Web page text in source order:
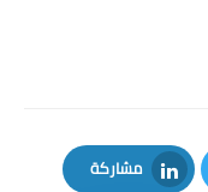
مشاركة